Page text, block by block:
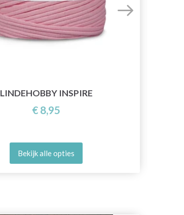
LINDEHOBBY INSPIRE
€ 8,95
Bekijk alle opties